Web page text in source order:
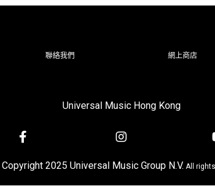
聯絡我們 網上商店
Universal Music Hong Kong
Copyright 2025 Universal Music Group N.V. All